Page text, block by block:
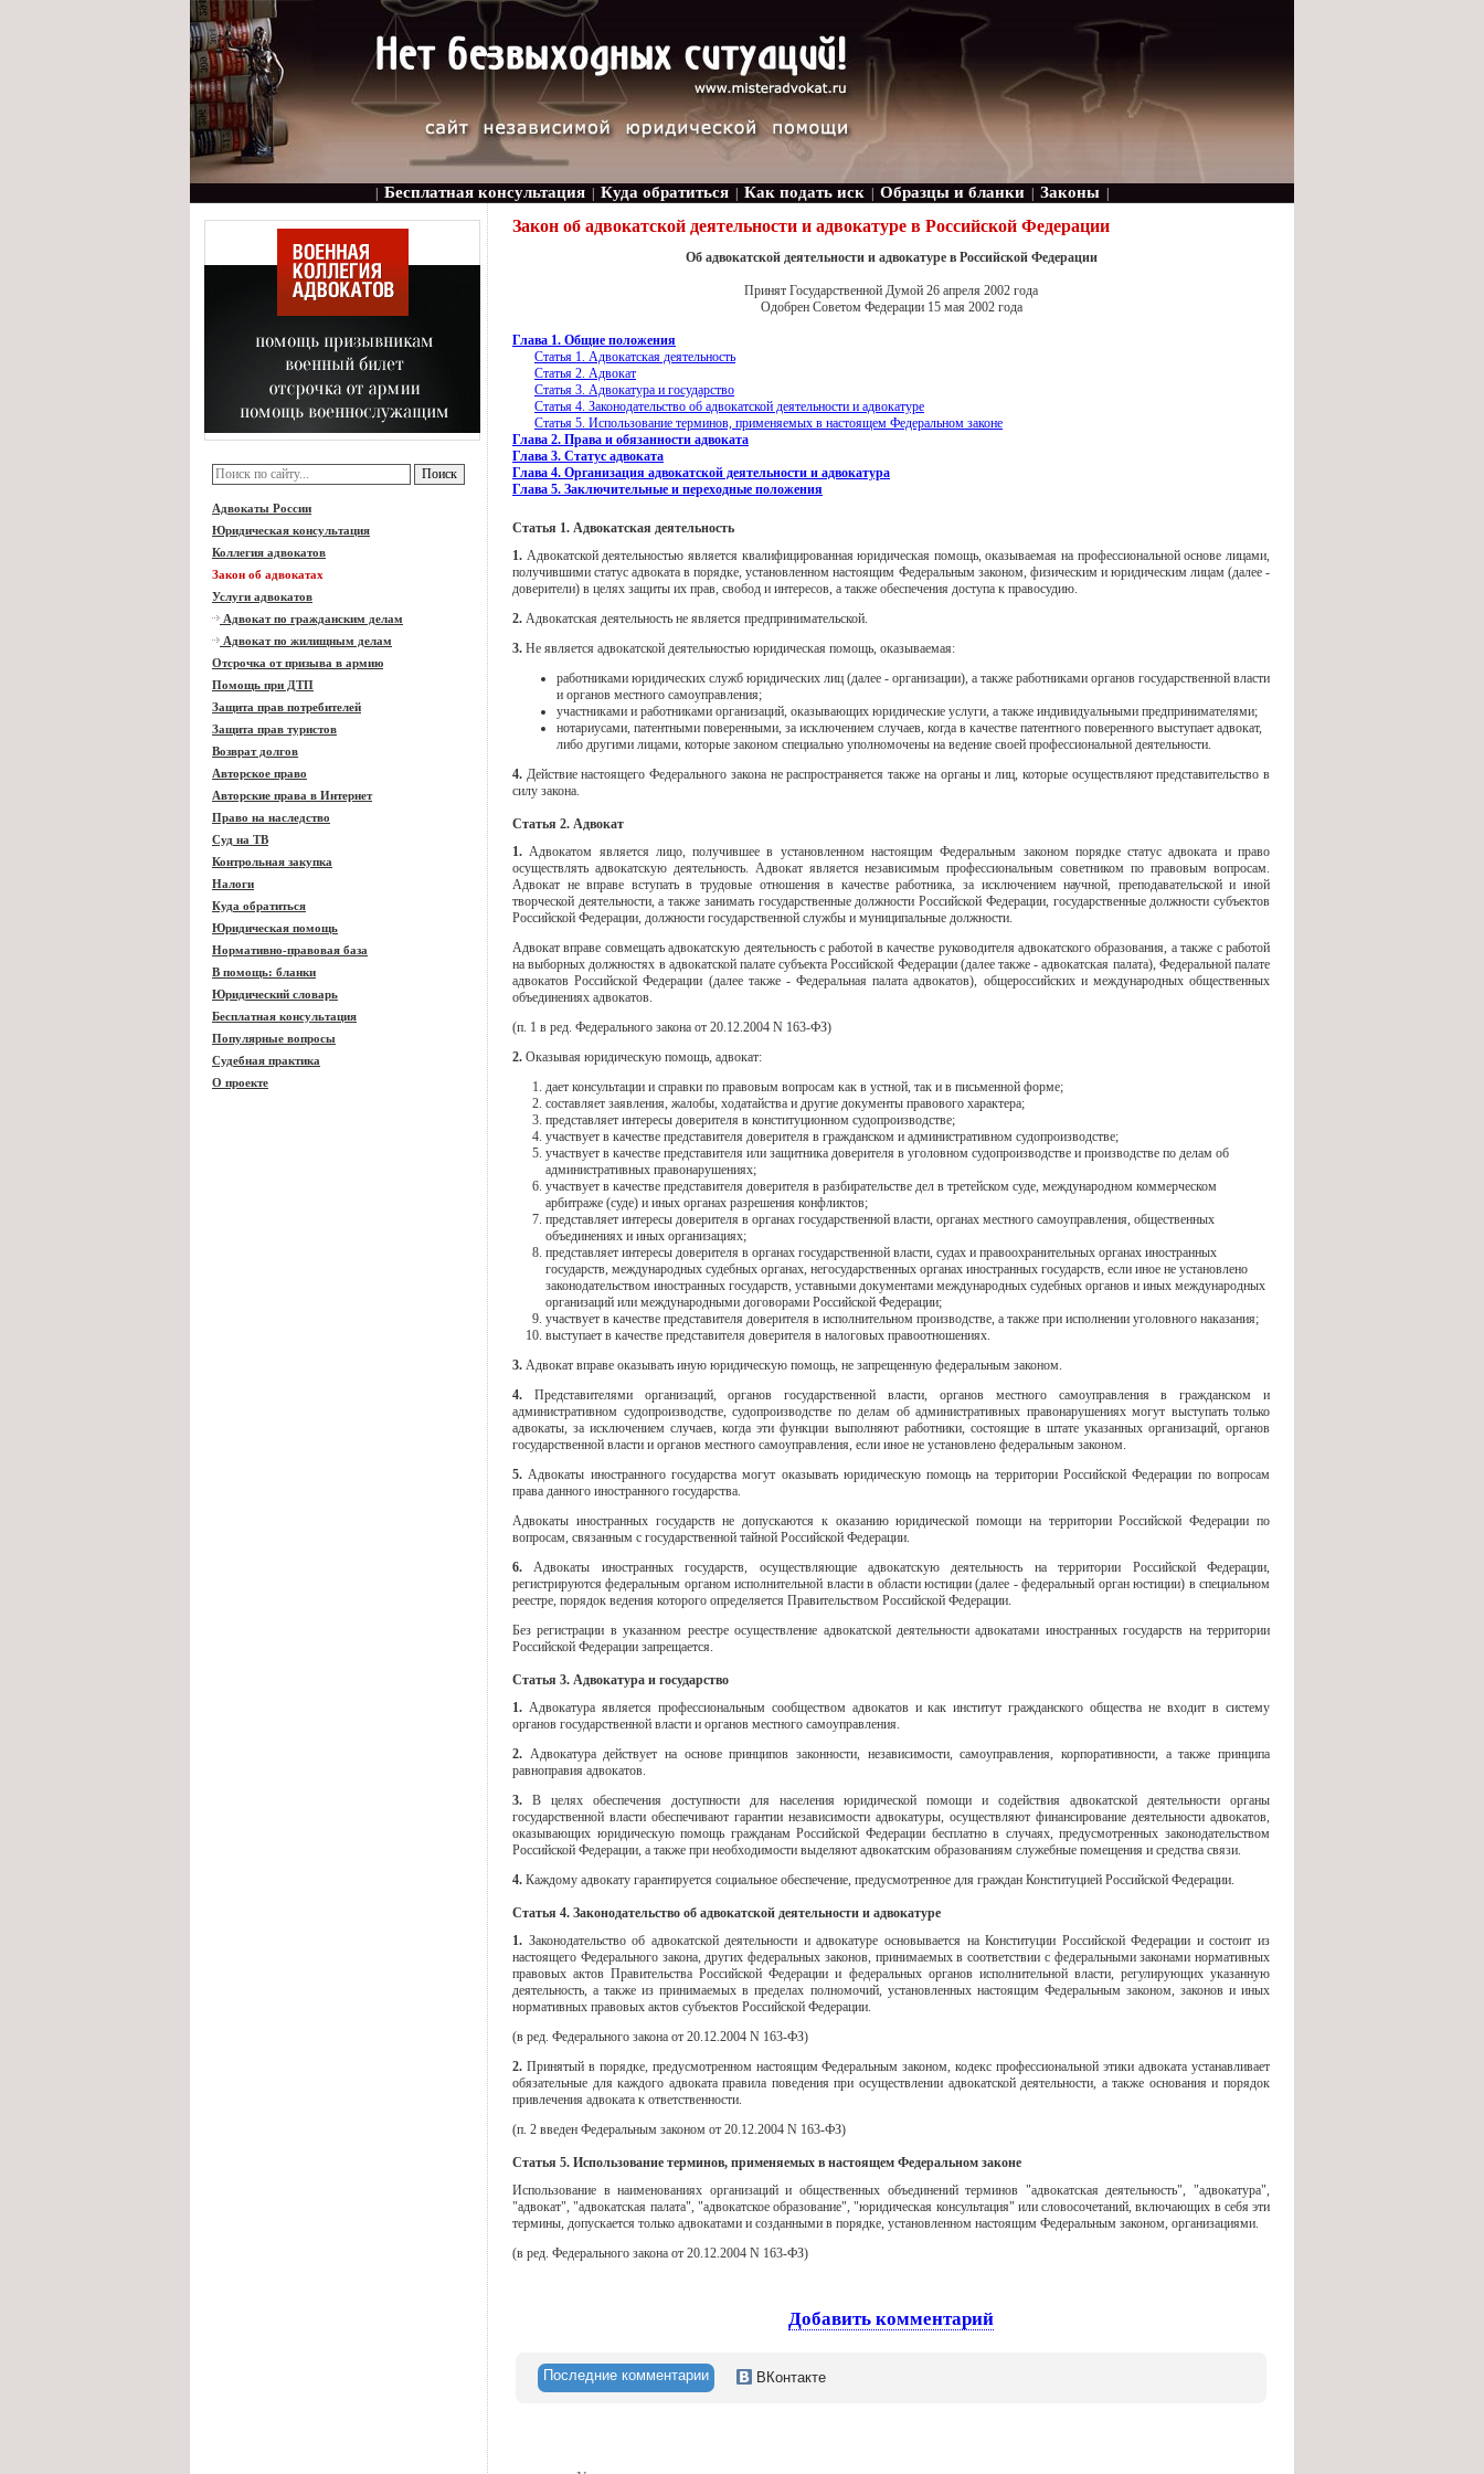
Бесплатная консультация Куда обратиться Как подать иск Образцы и бланки Законы
Адвокаты России
Юридическая консультация
Коллегия адвокатов
Закон об адвокатах
Услуги адвокатов
Адвокат по гражданским делам
Адвокат по жилищным делам
Отсрочка от призыва в армию
Помощь при ДТП
Защита прав потребителей
Защита прав туристов
Возврат долгов
Авторское право
Авторские права в Интернет
Право на наследство
Суд на ТВ
Контрольная закупка
Налоги
Куда обратиться
Юридическая помощь
Нормативно-правовая база
В помощь: бланки
Юридический словарь
Бесплатная консультация
Популярные вопросы
Судебная практика
О проекте
Закон об адвокатской деятельности и адвокатуре в Российской Федерации
Об адвокатской деятельности и адвокатуре в Российской Федерации
Принят Государственной Думой 26 апреля 2002 года
Одобрен Советом Федерации 15 мая 2002 года
Глава 1. Общие положения
Статья 1. Адвокатская деятельность
Статья 2. Адвокат
Статья 3. Адвокатура и государство
Статья 4. Законодательство об адвокатской деятельности и адвокатуре
Статья 5. Использование терминов, применяемых в настоящем Федеральном законе
Глава 2. Права и обязанности адвоката
Глава 3. Статус адвоката
Глава 4. Организация адвокатской деятельности и адвокатура
Глава 5. Заключительные и переходные положения
Статья 1. Адвокатская деятельность
1. Адвокатской деятельностью является квалифицированная юридическая помощь, оказываемая на профессиональной основе лицами,
получившими статус адвоката в порядке, установленном настоящим Федеральным законом, физическим и юридическим лицам (далее -
доверители) в целях защиты их прав, свобод и интересов, а также обеспечения доступа к правосудию.
2. Адвокатская деятельность не является предпринимательской.
3. Не является адвокатской деятельностью юридическая помощь, оказываемая:
работниками юридических служб юридических лиц (далее - организации), а также работниками органов государственной власти
и органов местного самоуправления;
участниками и работниками организаций, оказывающих юридические услуги, а также индивидуальными предпринимателями;
нотариусами, патентными поверенными, за исключением случаев, когда в качестве патентного поверенного выступает адвокат,
либо другими лицами, которые законом специально уполномочены на ведение своей профессиональной деятельности.
4. Действие настоящего Федерального закона не распространяется также на органы и лиц, которые осуществляют представительство в
силу закона.
Статья 2. Адвокат
1. Адвокатом является лицо, получившее в установленном настоящим Федеральным законом порядке статус адвоката и право
осуществлять адвокатскую деятельность. Адвокат является независимым профессиональным советником по правовым вопросам.
Адвокат не вправе вступать в трудовые отношения в качестве работника, за исключением научной, преподавательской и иной
творческой деятельности, а также занимать государственные должности Российской Федерации, государственные должности субъектов
Российской Федерации, должности государственной службы и муниципальные должности.
Адвокат вправе совмещать адвокатскую деятельность с работой в качестве руководителя адвокатского образования, а также с работой
на выборных должностях в адвокатской палате субъекта Российской Федерации (далее также - адвокатская палата), Федеральной палате
адвокатов Российской Федерации (далее также - Федеральная палата адвокатов), общероссийских и международных общественных
объединениях адвокатов.
(п. 1 в ред. Федерального закона от 20.12.2004 N 163-ФЗ)
2. Оказывая юридическую помощь, адвокат:
дает консультации и справки по правовым вопросам как в устной, так и в письменной форме;
составляет заявления, жалобы, ходатайства и другие документы правового характера;
представляет интересы доверителя в конституционном судопроизводстве;
участвует в качестве представителя доверителя в гражданском и административном судопроизводстве;
участвует в качестве представителя или защитника доверителя в уголовном судопроизводстве и производстве по делам об
административных правонарушениях;
участвует в качестве представителя доверителя в разбирательстве дел в третейском суде, международном коммерческом
арбитраже (суде) и иных органах разрешения конфликтов;
представляет интересы доверителя в органах государственной власти, органах местного самоуправления, общественных
объединениях и иных организациях;
представляет интересы доверителя в органах государственной власти, судах и правоохранительных органах иностранных
государств, международных судебных органах, негосударственных органах иностранных государств, если иное не установлено
законодательством иностранных государств, уставными документами международных судебных органов и иных международных
организаций или международными договорами Российской Федерации;
участвует в качестве представителя доверителя в исполнительном производстве, а также при исполнении уголовного наказания;
выступает в качестве представителя доверителя в налоговых правоотношениях.
3. Адвокат вправе оказывать иную юридическую помощь, не запрещенную федеральным законом.
4. Представителями организаций, органов государственной власти, органов местного самоуправления в гражданском и
административном судопроизводстве, судопроизводстве по делам об административных правонарушениях могут выступать только
адвокаты, за исключением случаев, когда эти функции выполняют работники, состоящие в штате указанных организаций, органов
государственной власти и органов местного самоуправления, если иное не установлено федеральным законом.
5. Адвокаты иностранного государства могут оказывать юридическую помощь на территории Российской Федерации по вопросам
права данного иностранного государства.
Адвокаты иностранных государств не допускаются к оказанию юридической помощи на территории Российской Федерации по
вопросам, связанным с государственной тайной Российской Федерации.
6. Адвокаты иностранных государств, осуществляющие адвокатскую деятельность на территории Российской Федерации,
регистрируются федеральным органом исполнительной власти в области юстиции (далее - федеральный орган юстиции) в специальном
реестре, порядок ведения которого определяется Правительством Российской Федерации.
Без регистрации в указанном реестре осуществление адвокатской деятельности адвокатами иностранных государств на территории
Российской Федерации запрещается.
Статья 3. Адвокатура и государство
1. Адвокатура является профессиональным сообществом адвокатов и как институт гражданского общества не входит в систему
органов государственной власти и органов местного самоуправления.
2. Адвокатура действует на основе принципов законности, независимости, самоуправления, корпоративности, а также принципа
равноправия адвокатов.
3. В целях обеспечения доступности для населения юридической помощи и содействия адвокатской деятельности органы
государственной власти обеспечивают гарантии независимости адвокатуры, осуществляют финансирование деятельности адвокатов,
оказывающих юридическую помощь гражданам Российской Федерации бесплатно в случаях, предусмотренных законодательством
Российской Федерации, а также при необходимости выделяют адвокатским образованиям служебные помещения и средства связи.
4. Каждому адвокату гарантируется социальное обеспечение, предусмотренное для граждан Конституцией Российской Федерации.
Статья 4. Законодательство об адвокатской деятельности и адвокатуре
1. Законодательство об адвокатской деятельности и адвокатуре основывается на Конституции Российской Федерации и состоит из
настоящего Федерального закона, других федеральных законов, принимаемых в соответствии с федеральными законами нормативных
правовых актов Правительства Российской Федерации и федеральных органов исполнительной власти, регулирующих указанную
деятельность, а также из принимаемых в пределах полномочий, установленных настоящим Федеральным законом, законов и иных
нормативных правовых актов субъектов Российской Федерации.
(в ред. Федерального закона от 20.12.2004 N 163-ФЗ)
2. Принятый в порядке, предусмотренном настоящим Федеральным законом, кодекс профессиональной этики адвоката устанавливает
обязательные для каждого адвоката правила поведения при осуществлении адвокатской деятельности, а также основания и порядок
привлечения адвоката к ответственности.
(п. 2 введен Федеральным законом от 20.12.2004 N 163-ФЗ)
Статья 5. Использование терминов, применяемых в настоящем Федеральном законе
Использование в наименованиях организаций и общественных объединений терминов "адвокатская деятельность", "адвокатура",
"адвокат", "адвокатская палата", "адвокатское образование", "юридическая консультация" или словосочетаний, включающих в себя эти
термины, допускается только адвокатами и созданными в порядке, установленном настоящим Федеральным законом, организациями.
(в ред. Федерального закона от 20.12.2004 N 163-ФЗ)
Добавить комментарий
Последние комментарии ВКонтакте